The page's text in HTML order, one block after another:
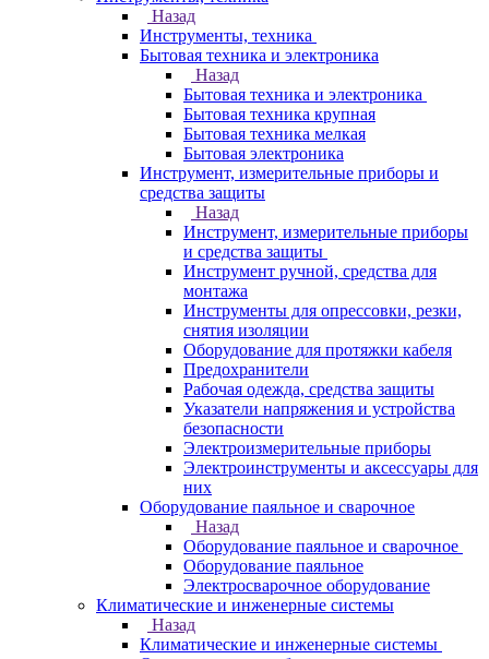
Назад
Инструменты, техника
Бытовая техника и электроника
Назад
Бытовая техника и электроника
Бытовая техника крупная
Бытовая техника мелкая
Бытовая электроника
Инструмент, измерительные приборы и
средства защиты
Назад
Инструмент, измерительные приборы
и средства защиты
Инструмент ручной, средства для
монтажа
Инструменты для опрессовки, резки,
снятия изоляции
Оборудование для протяжки кабеля
Предохранители
Рабочая одежда, средства защиты
Указатели напряжения и устройства
безопасности
Электроизмерительные приборы
Электроинструменты и аксессуары для
них
Оборудование паяльное и сварочное
Назад
Оборудование паяльное и сварочное
Оборудование паяльное
Электросварочное оборудование
Климатические и инженерные системы
Назад
Климатические и инженерные системы